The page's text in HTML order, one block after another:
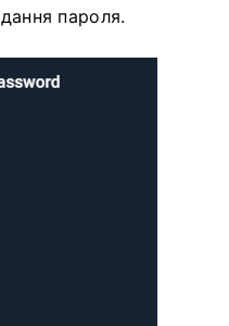
пароля.